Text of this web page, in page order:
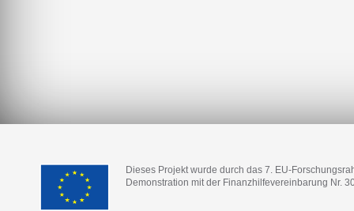
Dieses Projekt wurde durch das 7. EU-
Demonstration mit der Finanzhilfevereinbarung Nr.